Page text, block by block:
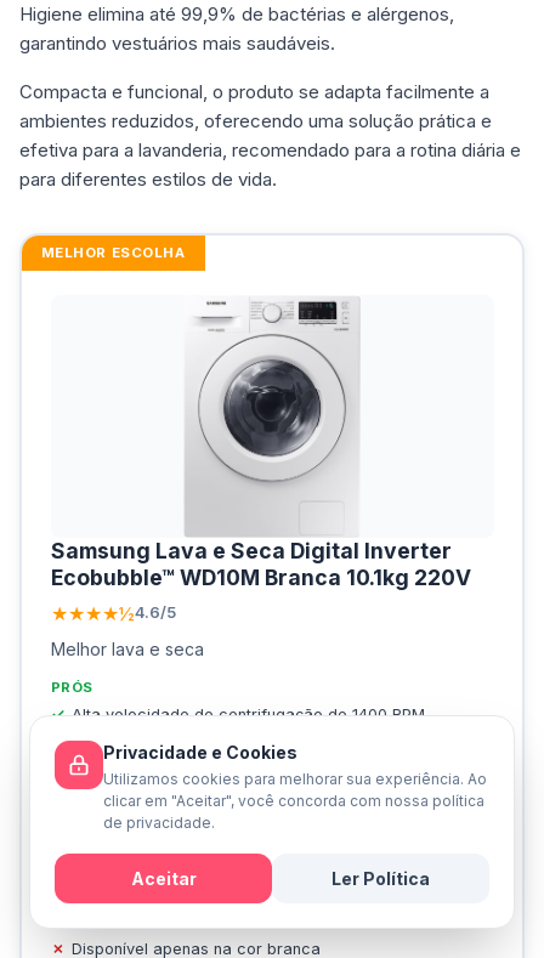
Higiene elimina até 99,9% de bactérias e alérgenos,
garantindo vestuários mais saudáveis.
Compacta e funcional, o produto se adapta facilmente a
ambientes reduzidos, oferecendo uma solução prática e
efetiva para a lavanderia, recomendado para a rotina diária e
para diferentes estilos de vida.
MELHOR ESCOLHA
Samsung Lava e Seca Digital Inverter
Ecobubble™ WD10M Branca 10.1kg 220V
★★★★½4.6/5
Melhor lava e seca
PRÓS
Alta velocidade de centrifugação de 1400 RPM,
Considerada uma das lava e seca com menor consumo
de água, promovendo eficiência
Painel de LED que facilita o uso e a configuração
Dispenser com sistema de passagem de água para
melhor dissolução de detergente
Disponível apenas na cor branca
Privacidade e Cookies
Utilizamos cookies para melhorar sua experiência. Ao
clicar em "Aceitar", você concorda com nossa política
de privacidade.
Aceitar
Ler Política